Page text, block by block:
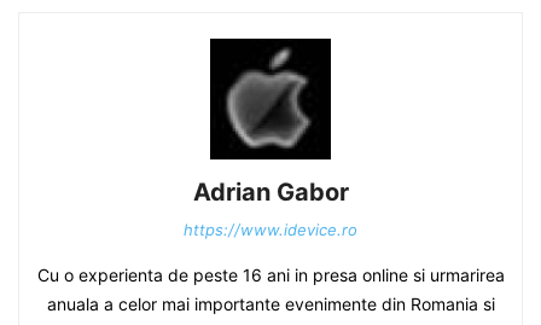
Adrian Gabor
https://www.idevice.ro
Cu o experienta de peste 16 ani in presa online si urmarirea
anuala a celor mai importante evenimente din Romania si